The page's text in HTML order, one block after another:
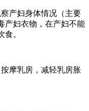
产妇身体情况（主要
产妇衣物，在产妇不能
食。
摩乳房，减轻乳房胀